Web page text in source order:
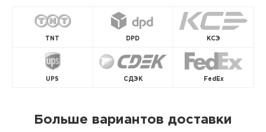
TNT DPD КСЭ
UPS СДЭК FedEx
Больше вариантов доставки